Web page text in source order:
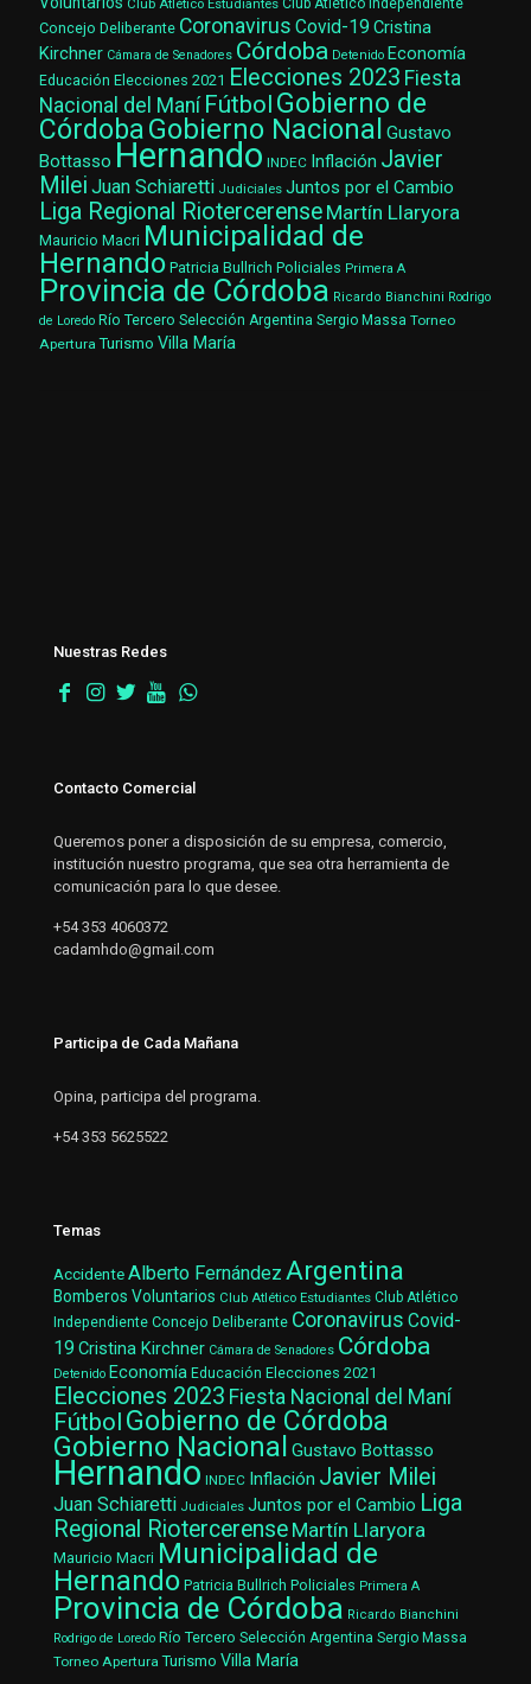
Club Atlético Estudiantes Club Atlético Independiente
Concejo Deliberante Coronavirus Covid-19 Cristina
Kirchner Cámara de Senadores Córdoba Detenido Economía
Educación Elecciones 2021 Elecciones 2023 Fiesta
Nacional del Maní Fútbol Gobierno de
CórdobaGobierno Nacional Gustavo
Bottasso Hernando INDEC Inflación Javier
Milei Juan Schiaretti Judiciales Juntos por el Cambio
Liga Regional Riotercerense Martín Llaryora
Mauricio Macri Municipalidad de
Hernando Patricia Bullrich Policiales Primera A
Provincia de Córdoba Ricardo Bianchini Rodrigo
de Loredo Río Tercero Selección Argentina Sergio Massa Torneo
Apertura Turismo Villa María
Nuestras Redes
Contacto Comercial
Queremos poner a disposición de su empresa, comercio,
institución nuestro programa, que sea otra herramienta de
comunicación para lo que desee.
+54 353 4060372
cadamhdo@gmail.com
Participa de Cada Mañana
Opina, participa del programa.
+54 353 5625522
Temas
AccidenteAlberto Fernández Argentina
Bomberos Voluntarios Club Atlético Estudiantes Club Atlético
Independiente Concejo Deliberante Coronavirus Covid-
19 Cristina Kirchner Cámara de Senadores Córdoba
Detenido Economía Educación Elecciones 2021
Elecciones 2023 Fiesta Nacional del Maní
Fútbol Gobierno de Córdoba
Gobierno Nacional Gustavo Bottasso
Hernando INDEC Inflación Javier Milei
Juan Schiaretti Judiciales Juntos por el Cambio Liga
Regional Riotercerense Martín Llaryora
Mauricio Macri Municipalidad de
Hernando Patricia Bullrich Policiales Primera A
Provincia de Córdoba Ricardo Bianchini
Rodrigo de Loredo Río Tercero Selección Argentina Sergio Massa
Torneo Apertura Turismo Villa María